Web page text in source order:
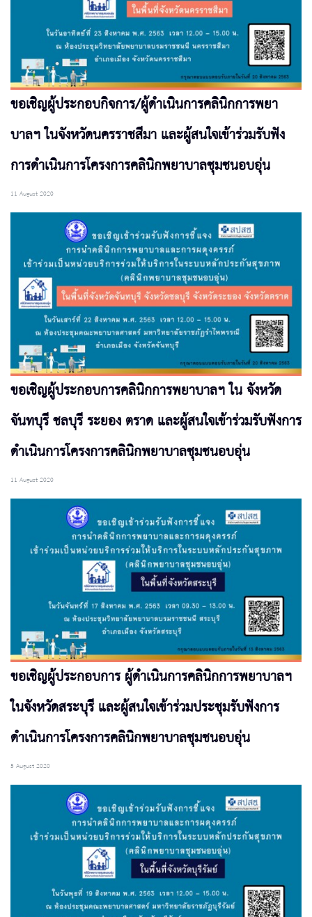
ขอเชิญผู้ประกอบกิจการ/ผู้ดำเนินการคลินิกการพยา
บาลฯ ในจังหวัดนครราชสีมา และผู้สนใจเข้าร่วมรับฟัง
การดำเนินการโครงการคลินิกพยาบาลชุมชนอบอุ่น
11 August 2020
ขอเชิญผู้ประกอบการคลินิกการพยาบาลฯ ใน จังหวัด
จันทบุรี ชลบุรี ระยอง ตราด และผู้สนใจเข้าร่วมรับฟังการ
ดำเนินการโครงการคลินิกพยาบาลชุมชนอบอุ่น
11 August 2020
ขอเชิญผู้ประกอบการ ผู้ดำเนินการคลินิกการพยาบาลฯ
ในจังหวัดสระบุรี และผู้สนใจเข้าร่วมประชุมรับฟังการ
ดำเนินการโครงการคลินิกพยาบาลชุมชนอบอุ่น
5 August 2020